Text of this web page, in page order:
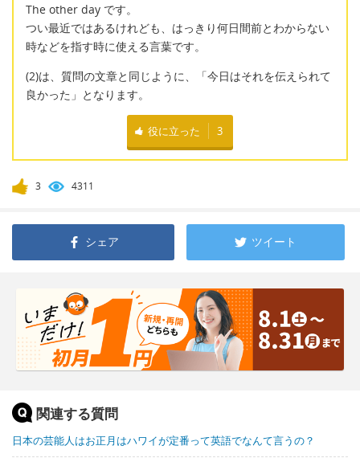
The other day です。
つい最近ではあるけれども、はっきり何日間前とわからない
時などを指す時に使える言葉です。
(2)は、質問の文章と同じように、「今日はそれを伝えられて
良かった」となります。
役に立った 3
3 4311
シェア ツイート
関連する質問
日本の芸能人はお正月はハワイが定番って英語でなんて言うの？